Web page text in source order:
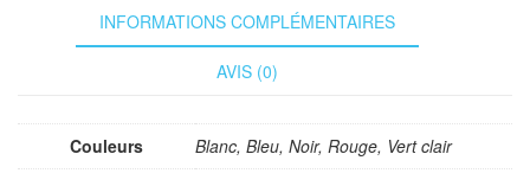
INFORMATIONS COMPLÉMENTAIRES
AVIS (0)
Couleurs Blanc, Bleu, Noir, Rouge, Vert clair